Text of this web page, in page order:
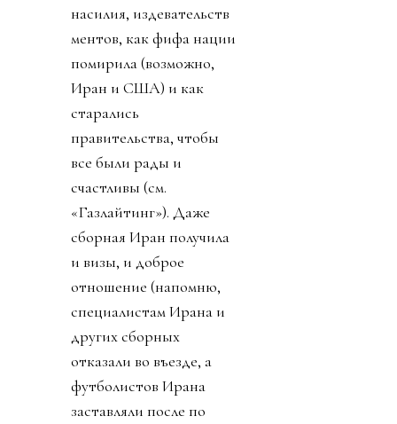
насилия, издевательств
ментов, как фифа нации
помирила (возможно,
Иран и США) и как
старались
правительства, чтобы
все были рады и
счастливы (см.
«Газлайтинг»). Даже
сборная Иран получила
и визы, и доброе
отношение (напомню,
специалистам Ирана и
других сборных
отказали во въезде, а
футболистов Ирана
заставляли после по